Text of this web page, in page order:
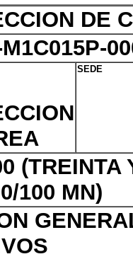
DE
SEDE
(TREINTA
100 MN)